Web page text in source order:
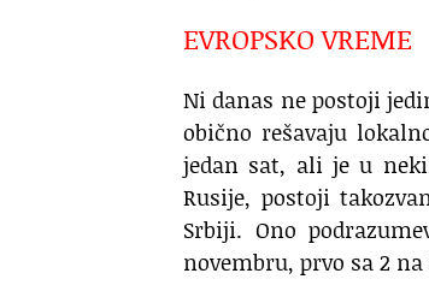
EVROPSKO VREME
Ni danas ne postoji
obično rešavaju
jedan sat, ali je u
Rusije, postoji
Srbiji. Ono
novembru, prvo sa 2